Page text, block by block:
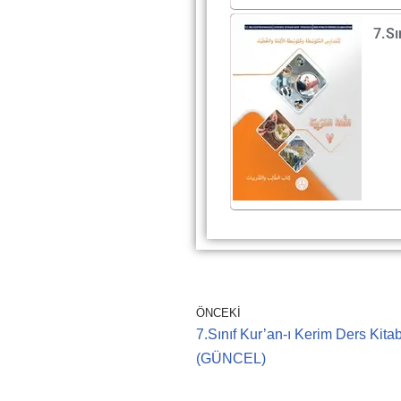
ÖNCEKI
7.Sınıf Kur’an-ı Kerim Ders
(GÜNCEL)